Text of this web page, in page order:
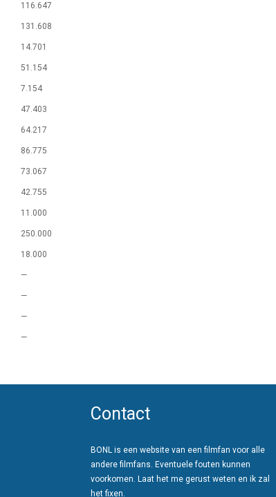
116.647
131.608
14.701
51.154
7.154
47.403
64.217
86.775
73.067
42.755
11.000
250.000
18.000
—
—
—
—
Contact
BONL is een website van een filmfan voor alle
andere filmfans. Eventuele fouten kunnen
voorkomen. Laat het me gerust weten en ik zal
het fixen.